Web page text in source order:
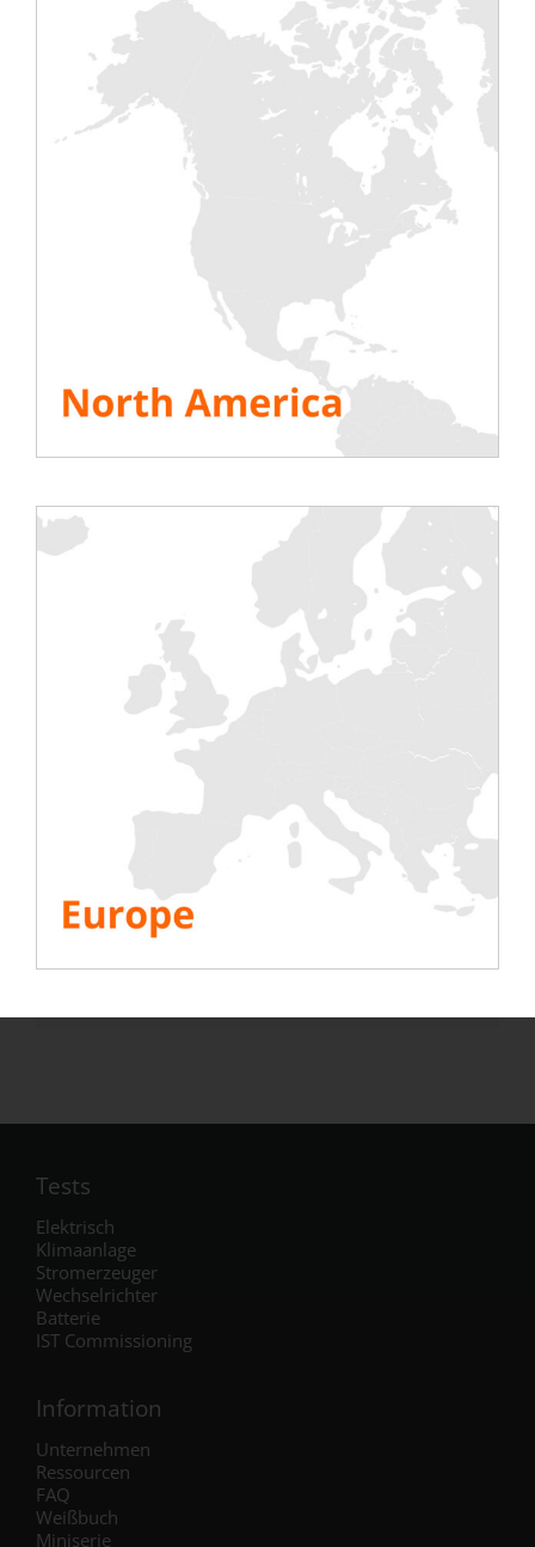
Entdecken Sie unten die Fallstudie, die
diesem großen „Rechenzentrum“-Projekt
LESEN SIE DIE FALLSTUDIE
Folgen Sie Rentaload auf LinkedInund
entdecken Sie jede Woche: Fallstudien,
Kundenreferenzen, Fotos von Projekten
vor Ort, Neuigkeiten…
ALLE RESSOURCEN ANSEHEN
Tests
Elektrisch
Klimaanlage
Stromerzeuger
Wechselrichter
Batterie
IST Commissioning
Information
Unternehmen
Ressourcen
FAQ
Weißbuch
Miniserie